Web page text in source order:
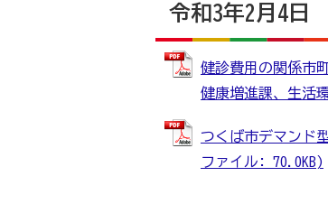
令和3年2月4日
健診費用の関係市
健康増進課、生活
つくば市デマンド
ファイル: 70.0KB)